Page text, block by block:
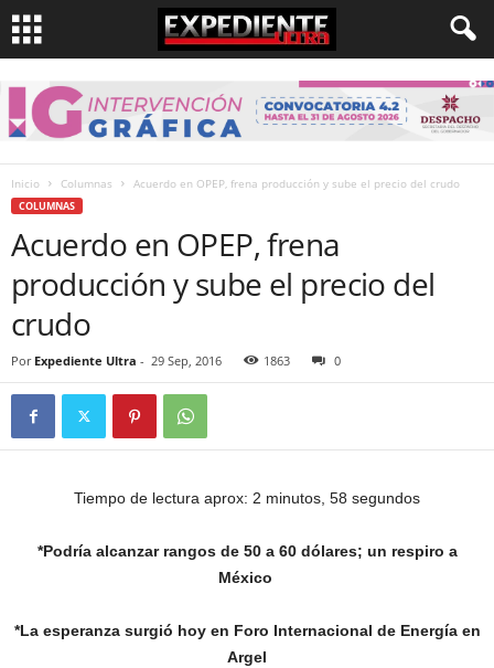
Inicio Columnas Acuerdo en OPEP, frena producción y sube el precio del crudo
COLUMNAS
Acuerdo en OPEP, frena
producción y sube el precio del
crudo
Por Expediente Ultra - 29 Sep, 2016 1863 0
Tiempo de lectura aprox: 2 minutos, 58 segundos
*Podría alcanzar rangos de 50 a 60 dólares; un respiro a
México
*La esperanza surgió hoy en Foro Internacional de Energía en
Argel